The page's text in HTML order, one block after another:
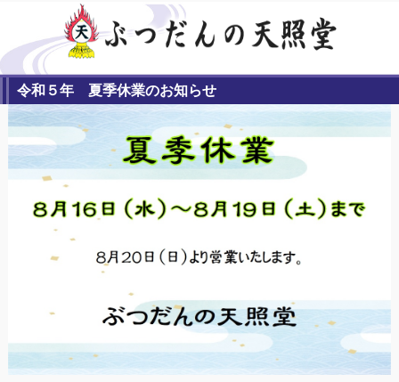
令和５年 夏季休業のお知らせ